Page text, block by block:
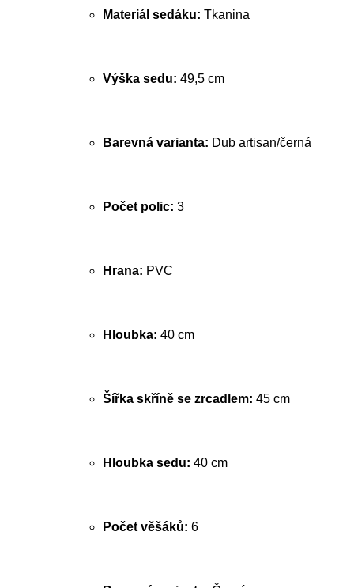
Materiál sedáku: Tkanina
Výška sedu: 49,5 cm
Barevná varianta: Dub artisan/černá
Počet polic: 3
Hrana: PVC
Hloubka: 40 cm
Šířka skříně se zrcadlem: 45 cm
Hloubka sedu: 40 cm
Počet věšáků: 6